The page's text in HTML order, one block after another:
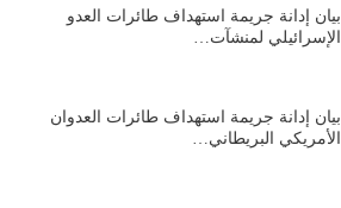
بيان إدانة جريمة استهداف طائرات العدو
الإسرائيلي لمنشآت…
بيان إدانة جريمة استهداف طائرات العدوان
الأمريكي البريطاني…